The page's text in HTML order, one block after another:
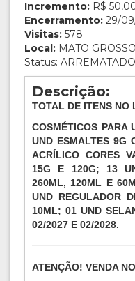
Mais
Lance inicial: R$
Incremento:R$ 50,00
Encerramento: 29/09/
578
Local:MATO GROSSO
Status: ARREMATADO
Descrição:
TOTAL DE ITENS
COSMÉTICOS
UND ESMALTES 9G
ACRÍLICO CORES
15G E 120G; 13
260ML, 120ML E
10ML; 01 UND
02/2027 E 02/2028.